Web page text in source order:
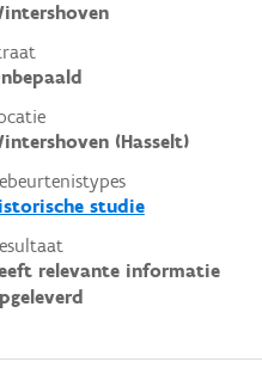
(Hasselt)
studie
relevante informatie